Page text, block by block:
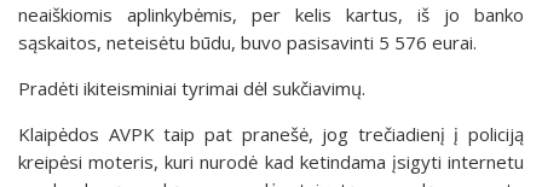
neaiškiomis aplinkybėmis, per kelis kartus, iš jo banko
sąskaitos, neteisėtu būdu, buvo pasisavinti 5 576 eurai.
Pradėti ikiteisminiai tyrimai dėl sukčiavimų.
Klaipėdos AVPK taip pat pranešė, jog trečiadienį į policiją
kreipėsi moteris, kuri nurodė kad ketindama įsigyti internetu